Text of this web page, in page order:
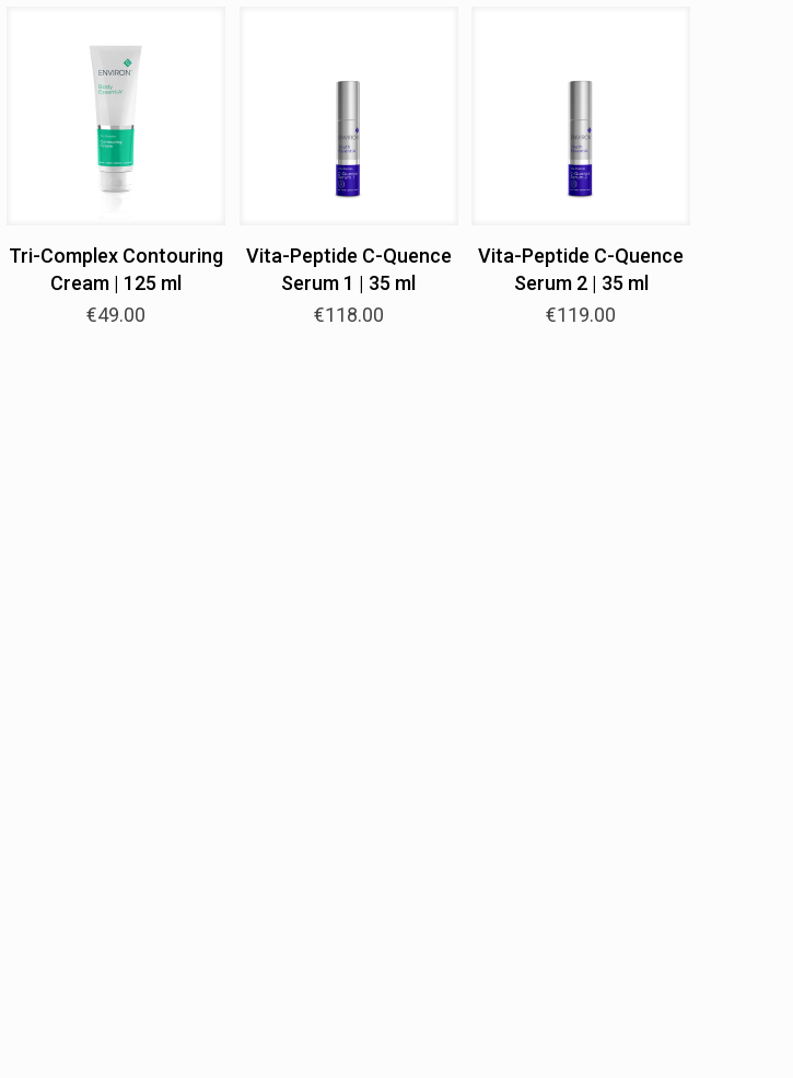
Tri-Complex Contouring
Cream | 125 ml
€49.00
Vita-Peptide C-Quence
Serum 1 | 35 ml
€118.00
Vita-Peptide C-Quence
Serum 2 | 35 ml
€119.00